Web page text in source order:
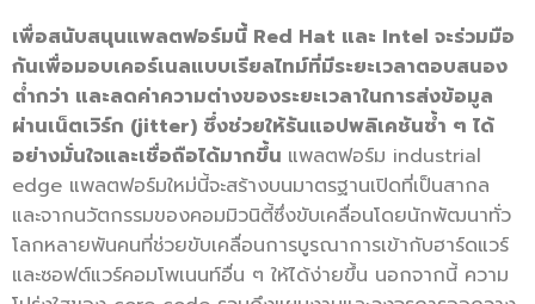
เพื่อสนับสนุนแพลตฟอร์มนี้ Red Hat และ Intel จะร่วมมือ
กันเพื่อมอบเคอร์เนลแบบเรียลไทม์ที่มีระยะเวลาตอบสนอง
ต่ำกว่า และลดค่าความต่างของระยะเวลาในการส่งข้อมูล
ผ่านเน็ตเวิร์ก (jitter) ซึ่งช่วยให้รันแอปพลิเคชันซ้ำ ๆ ได้
อย่างมั่นใจและเชื่อถือได้มากขึ้น แพลตฟอร์ม industrial
edge แพลตฟอร์มใหม่นี้จะสร้างบนมาตรฐานเปิดที่เป็นสากล
และจากนวัตกรรมของคอมมิวนิตี้ซึ่งขับเคลื่อนโดยนักพัฒนาทั่ว
โลกหลายพันคนที่ช่วยขับเคลื่อนการบูรณาการเข้ากับฮาร์ดแวร์
และซอฟต์แวร์คอมโพเนนท์อื่น ๆ ให้ได้ง่ายขึ้น นอกจากนี้ ความ